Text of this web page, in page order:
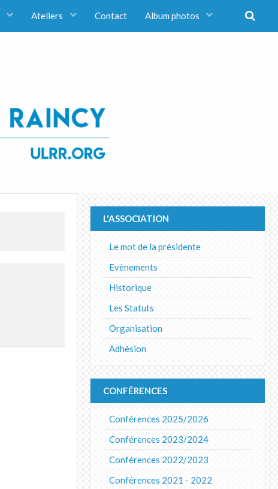
Ateliers Contact Album photos
L'ASSOCIATION
Le mot de la présidente
Evènements
Historique
Les Statuts
Organisation
Adhésion
CONFÉRENCES
Conférences 2025/2026
Conférences 2023/2024
Conférences 2022/2023
Conférences 2021 - 2022